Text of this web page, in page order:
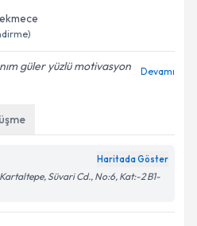
kabul ediyorum.
Talebini Gönder
güler yüzlü motivasyon
Devamı
Haritada Göster
Süvari Cd., No:6, Kat:-2 B1-